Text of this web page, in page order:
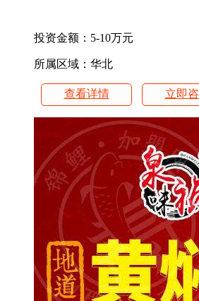
投资金额： 5-10万元
所属区域：华北
查看详情 立即